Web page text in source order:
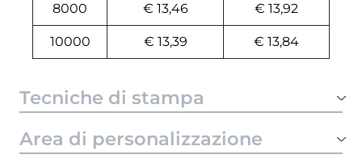
8000 € 13,46 € 13,92
10000 € 13,39 € 13,84
Tecniche di stampa
Area di personalizzazione